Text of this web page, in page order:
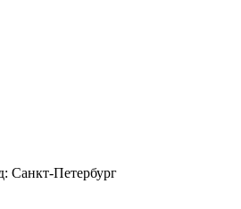
Санкт-Петербург